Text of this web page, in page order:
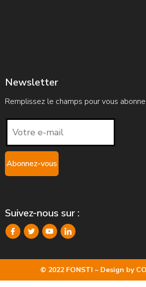
Newsletter
Remplissez le champs pour vous
Suivez-nous sur :
© 2022 FONSTI – Design by